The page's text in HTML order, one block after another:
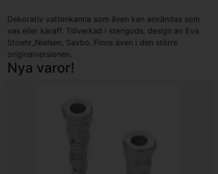
Dekorativ vattenkanna som även kan användas som
vas eller karaff. Tillverkad i stengods, design av Eva
Stoehr_Nielsen, Saxbo. Finns även i den större
originalversionen.
Nya varor!